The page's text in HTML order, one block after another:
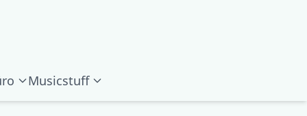
Musicstuff